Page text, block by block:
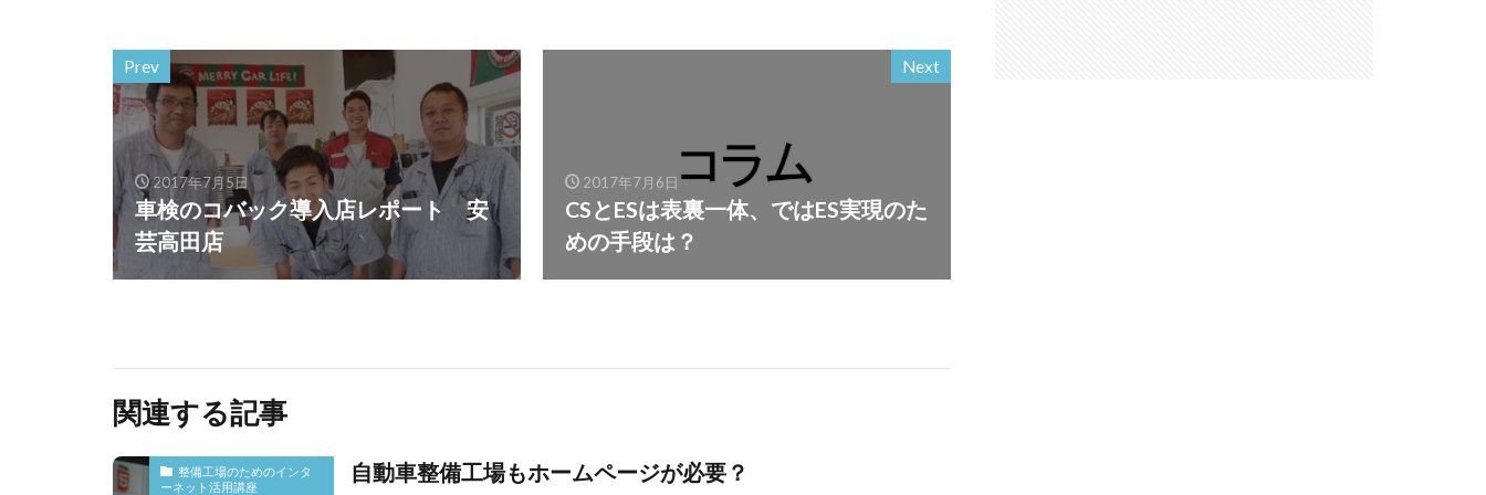
Prev
2017年7月5日
車検のコバック導入店レポート 安
芸高田店
Next
2017年7月6日
CSとESは表裏一体、ではES実現のた
めの手段は？
関連する記事
整備工場のためのインタ
ーネット活用講座
自動車整備工場もホームページが必要？